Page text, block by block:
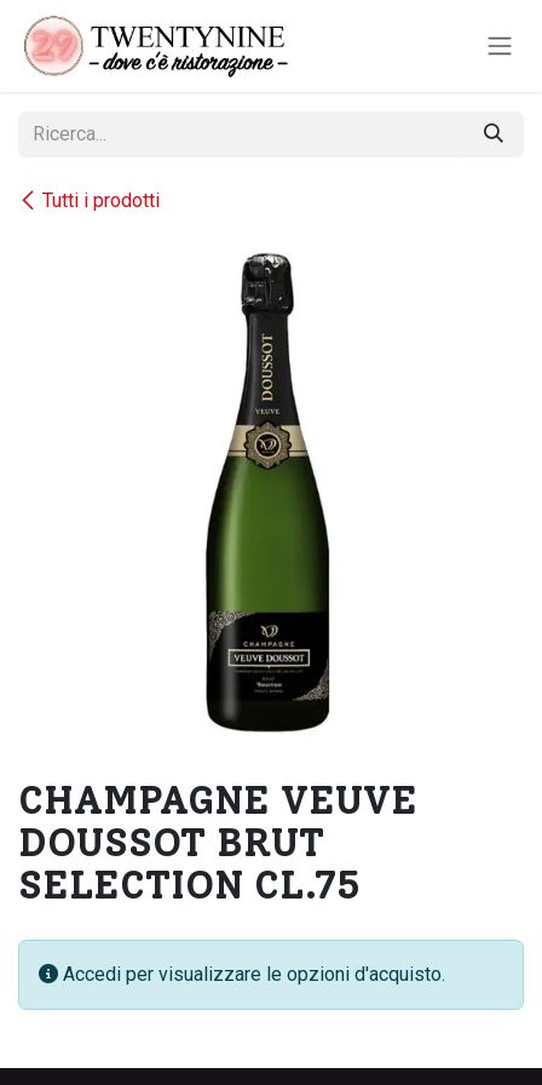
Passa al contenuto
Tutti i prodotti
CHAMPAGNE VEUVE
DOUSSOT BRUT
SELECTION CL.75
Accedi per visualizzare le opzioni d'acquisto.